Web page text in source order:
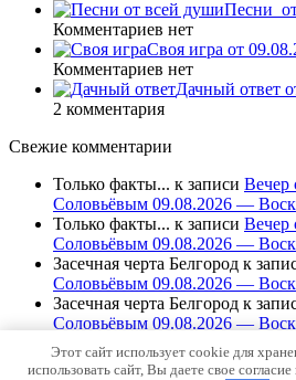
Комментариев нет
Своя игра от
Комментариев нет
Дачный ответ
2 комментария
Свежие комментарии
Только факты... к записи Вечер
Соловьёвым 09.08.2026 —
Только факты... к записи Вечер
Соловьёвым 09.08.2026 —
Засечная черта Белгород к
Соловьёвым 09.08.2026 —
Засечная черта Белгород к
Соловьёвым 09.08.2026 —
111
к записи
Вечер с
09.08.2026 — Воскресный
Этот сайт использует cookie для
использовать сайт, Вы даете свое